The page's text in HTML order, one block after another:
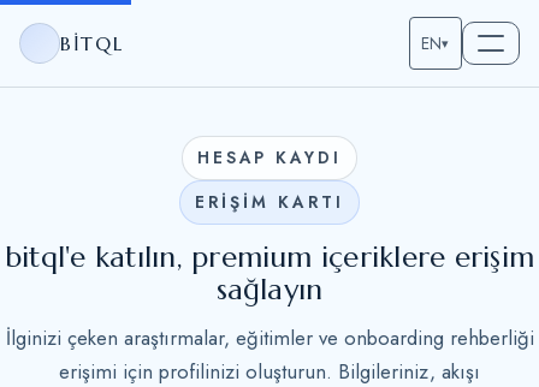
BITQL EN▾
HESAP KAYDI
ERİŞİM KARTI
bitql'e katılın, premium içeriklere erişim
sağlayın
İlginizi çeken araştırmalar, eğitimler ve onboarding rehberliği
erişimi için profilinizi oluşturun. Bilgileriniz, akışı